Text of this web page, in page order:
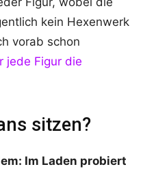
kein Hexenwerk
vorab schon
jede Figur die
sitzen?
Im Laden probiert